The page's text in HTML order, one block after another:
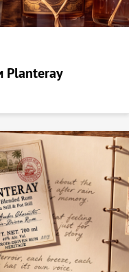
Planteray